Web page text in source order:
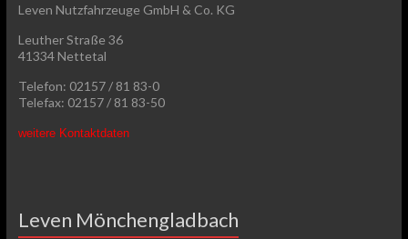
Leven Nutzfahrzeuge GmbH & Co. KG
Leuther Straße 36
41334 Nettetal
Telefon: 02157 / 81 83-0
Telefax: 02157 / 81 83-50
weitere Kontaktdaten
Leven Mönchengladbach